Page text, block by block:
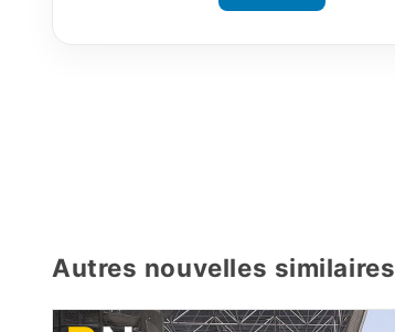
Autres nouvelles similaires